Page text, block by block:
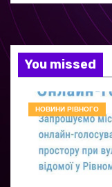
You missed
НОВИНИ РІВНОГО